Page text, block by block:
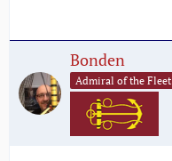
Bonden
Admiral of the Fleet